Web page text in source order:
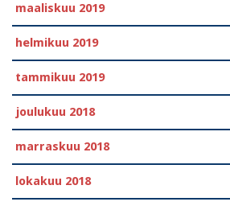
maaliskuu 2019
helmikuu 2019
tammikuu 2019
joulukuu 2018
marraskuu 2018
lokakuu 2018